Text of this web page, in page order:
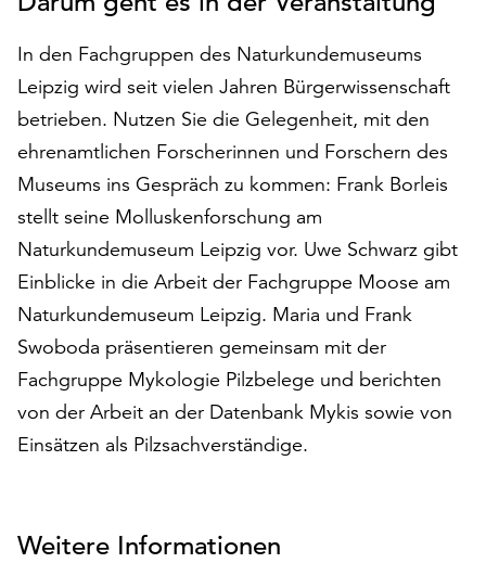
„Alle
akzeptieren“,
um
alle
Cookies
zu
akzeptieren.
Sie
können
Ihr
Einverständnis
jederzeit
ändern
und
widerrufen.
Dafür
steht
der
In den Fachgruppen des Naturkundemuseums
Leipzig wird seit vielen Jahren Bürgerwissenschaft
betrieben. Nutzen Sie die Gelegenheit, mit den
ehrenamtlichen Forscherinnen und Forschern des
Museums ins Gespräch zu kommen: Frank Borleis
stellt seine Molluskenforschung am
Naturkundemuseum Leipzig vor. Uwe Schwarz gibt
Einblicke in die Arbeit der Fachgruppe Moose am
Naturkundemuseum Leipzig. Maria und Frank
Swoboda präsentieren gemeinsam mit der
Fachgruppe Mykologie Pilzbelege und berichten
von der Arbeit an der Datenbank Mykis sowie von
Einsätzen als Pilzsachverständige.
Weitere Informationen